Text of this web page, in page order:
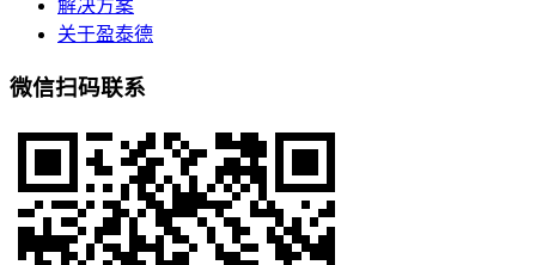
解决方案
关于盈泰德
微信扫码联系